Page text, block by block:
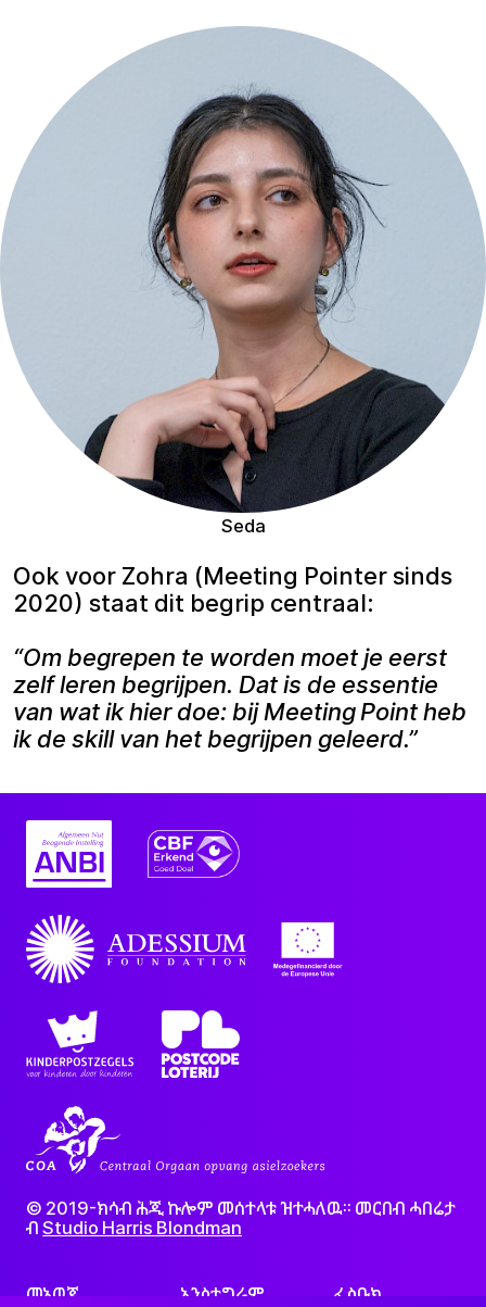
Seda
Ook voor Zohra (Meeting Pointer sinds
2020) staat dit begrip centraal:
“Om begrepen te worden moet je eerst
zelf leren begrijpen. Dat is de essentie
van wat ik hier doe: bij Meeting Point heb
ik de skill van het begrijpen geleerd.”
መኣወጂ ኢንስታግራም ፌስቡክ
© 2019-ክሳብ ሕጂ ኩሎም መሰተላቱ ዝተሓለዉ፡፡ መርበብ ሓበሬታ
ብStudio Harris Blondman